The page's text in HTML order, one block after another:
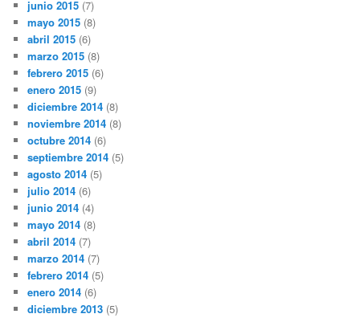
junio 2015 (7)
mayo 2015 (8)
abril 2015 (6)
marzo 2015 (8)
febrero 2015 (6)
enero 2015 (9)
diciembre 2014 (8)
noviembre 2014 (8)
octubre 2014 (6)
septiembre 2014 (5)
agosto 2014 (5)
julio 2014 (6)
junio 2014 (4)
mayo 2014 (8)
abril 2014 (7)
marzo 2014 (7)
febrero 2014 (5)
enero 2014 (6)
diciembre 2013 (5)